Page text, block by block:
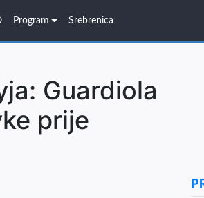
Program Srebrenica
Guardiola
prije